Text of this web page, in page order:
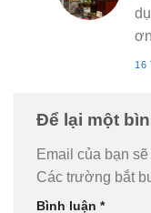
16
Để lại một
Email của bạn
Các trường bắt
Bình luận *